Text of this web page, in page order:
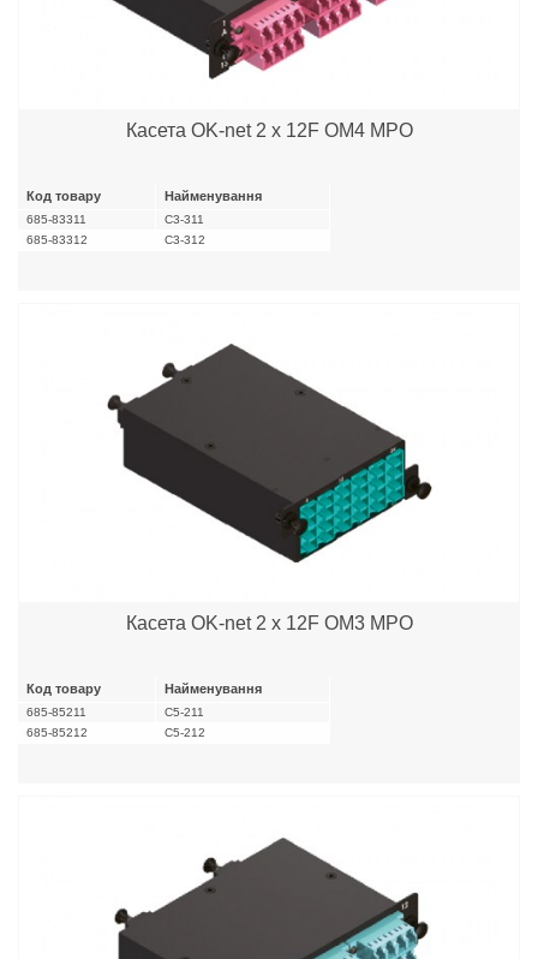
Касета OK-net 2 x 12F OM4 MPO
Код товару Найменування
685-83311
C3-311
685-83312
C3-312
Касета OK-net 2 x 12F OM3 MPO
Код товару Найменування
685-85211
C5-211
685-85212
C5-212